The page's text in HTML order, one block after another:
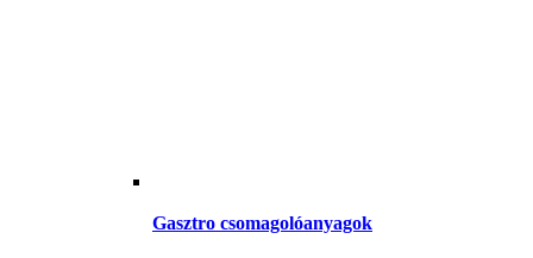
Gasztro csomagolóanyagok